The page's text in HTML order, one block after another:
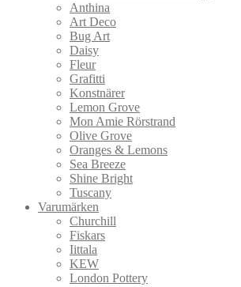
Anthina
Art Deco
Bug Art
Daisy
Fleur
Grafitti
Konstnärer
Lemon Grove
Mon Amie Rörstrand
Olive Grove
Oranges & Lemons
Sea Breeze
Shine Bright
Tuscany
Varumärken
Churchill
Fiskars
Iittala
KEW
London Pottery